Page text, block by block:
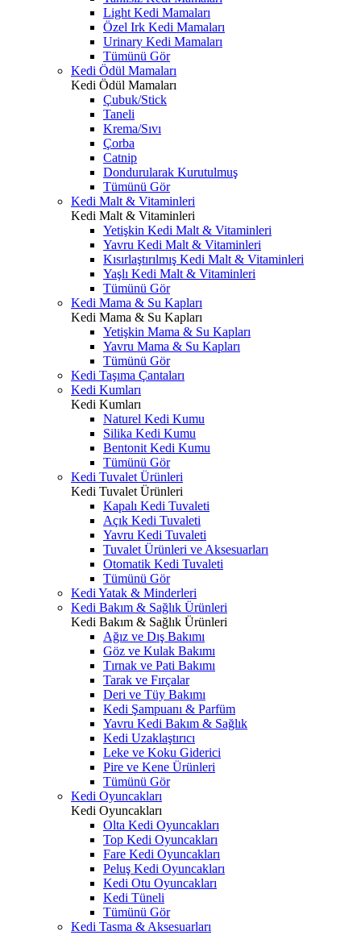
Light Kedi Mamaları
Özel Irk Kedi Mamaları
Urinary Kedi Mamaları
Tümünü Gör
Kedi Ödül Mamaları
Kedi Ödül Mamaları
Çubuk/Stick
Taneli
Krema/Sıvı
Çorba
Catnip
Dondurularak Kurutulmuş
Tümünü Gör
Kedi Malt & Vitaminleri
Kedi Malt & Vitaminleri
Yetişkin Kedi Malt & Vitaminleri
Yavru Kedi Malt & Vitaminleri
Kısırlaştırılmış Kedi Malt & Vitaminleri
Yaşlı Kedi Malt & Vitaminleri
Tümünü Gör
Kedi Mama & Su Kapları
Kedi Mama & Su Kapları
Yetişkin Mama & Su Kapları
Yavru Mama & Su Kapları
Tümünü Gör
Kedi Taşıma Çantaları
Kedi Kumları
Kedi Kumları
Naturel Kedi Kumu
Silika Kedi Kumu
Bentonit Kedi Kumu
Tümünü Gör
Kedi Tuvalet Ürünleri
Kedi Tuvalet Ürünleri
Kapalı Kedi Tuvaleti
Açık Kedi Tuvaleti
Yavru Kedi Tuvaleti
Tuvalet Ürünleri ve Aksesuarları
Otomatik Kedi Tuvaleti
Tümünü Gör
Kedi Yatak & Minderleri
Kedi Bakım & Sağlık Ürünleri
Kedi Bakım & Sağlık Ürünleri
Ağız ve Dış Bakımı
Göz ve Kulak Bakımı
Tırnak ve Pati Bakımı
Tarak ve Fırçalar
Deri ve Tüy Bakımı
Kedi Şampuanı & Parfüm
Yavru Kedi Bakım & Sağlık
Kedi Uzaklaştırıcı
Leke ve Koku Giderici
Pire ve Kene Ürünleri
Tümünü Gör
Kedi Oyuncakları
Kedi Oyuncakları
Olta Kedi Oyuncakları
Top Kedi Oyuncakları
Fare Kedi Oyuncakları
Peluş Kedi Oyuncakları
Kedi Otu Oyuncakları
Kedi Tüneli
Tümünü Gör
Kedi Tasma & Aksesuarları